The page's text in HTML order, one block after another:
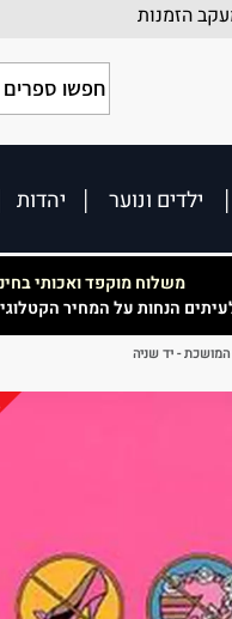
הזמנות
ילדים ונוער יהדות
משלוח מוקפד ואכותי
הנחות על המחיר
- יד שניה